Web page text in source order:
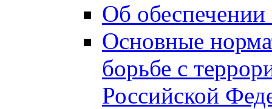
Об обеспечении
Основные
борьбе с
Российской